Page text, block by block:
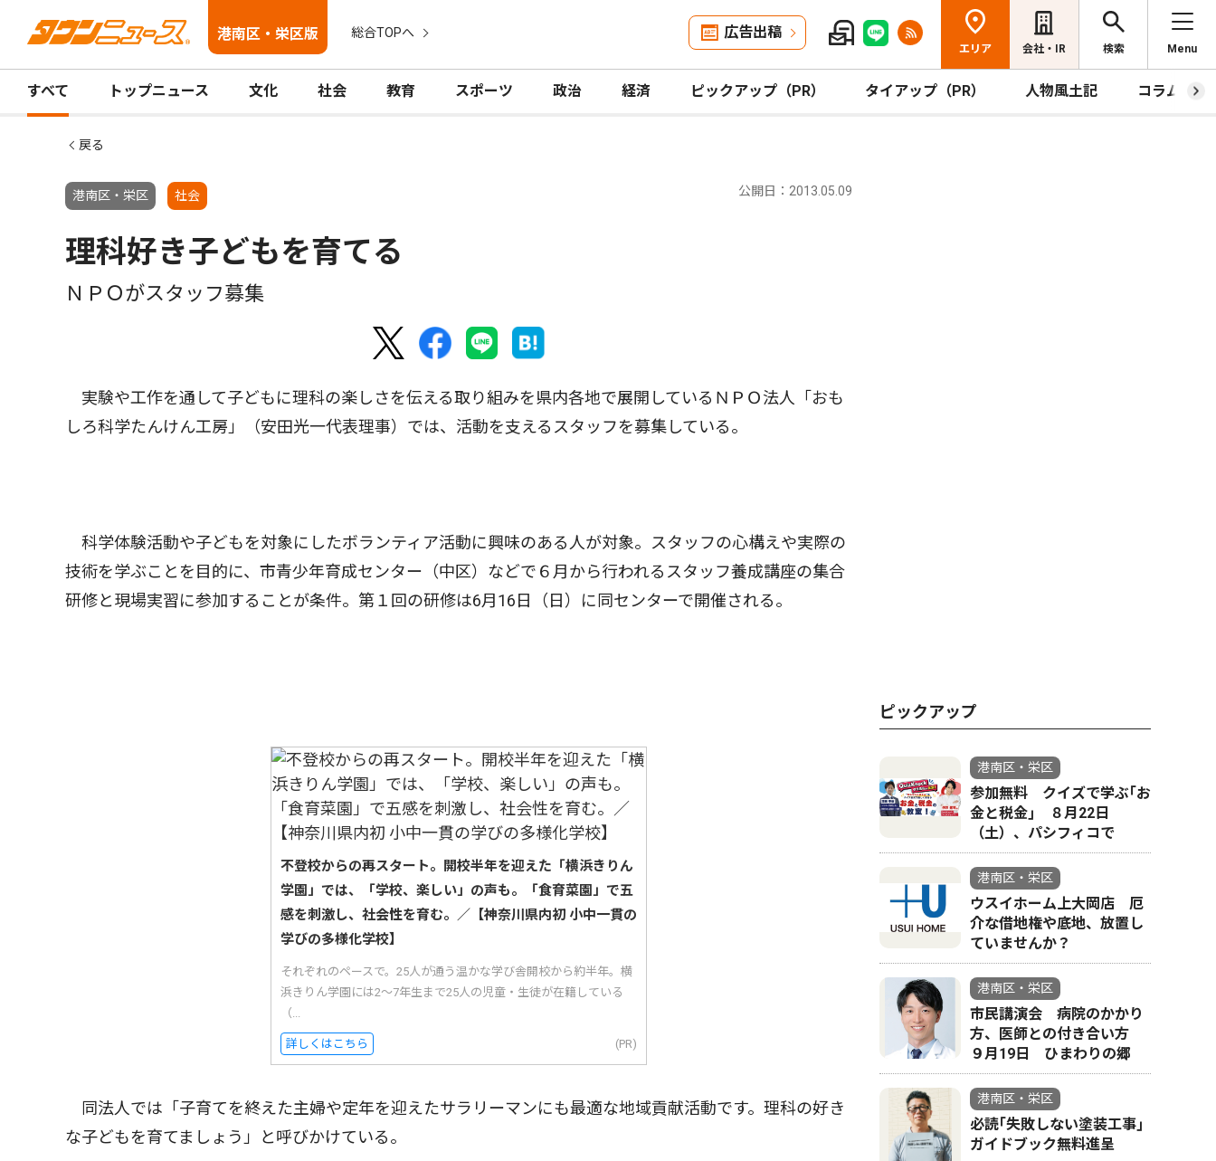
港南区・栄区版 総合TOPへ 広告出稿
エリア 会社・IR 検索 Menu
すべて トップニュース 文化 社会 教育 スポーツ 政治 経済 ピックアップ（PR） タイアップ（PR） 人物風土記 コラム
戻る
港南区・栄区 社会 公開日：2013.05.09
理科好き子どもを育てる
ＮＰＯがスタッフ募集
実験や工作を通して子どもに理科の楽しさを伝える取り組みを県内各地で展開しているＮＰＯ法人「おも
しろ科学たんけん工房」（安田光一代表理事）では、活動を支えるスタッフを募集している。
科学体験活動や子どもを対象にしたボランティア活動に興味のある人が対象。スタッフの心構えや実際の
技術を学ぶことを目的に、市青少年育成センター（中区）などで６月から行われるスタッフ養成講座の集合
研修と現場実習に参加することが条件。第１回の研修は6月16日（日）に同センターで開催される。
不登校からの再スタート。開校半年を迎えた「横浜きりん
学園」では、「学校、楽しい」の声も。「食育菜園」で五
感を刺激し、社会性を育む。／【神奈川県内初 小中一貫の
学びの多様化学校】
それぞれのペースで。25人が通う温かな学び舎開校から約半年。横
浜きりん学園には2〜7年生まで25人の児童・生徒が在籍している
（...
詳しくはこちら (PR)
同法人では「子育てを終えた主婦や定年を迎えたサラリーマンにも最適な地域貢献活動です。理科の好き
な子どもを育てましょう」と呼びかけている。
ピックアップ
港南区・栄区
参加無料 クイズで学ぶ｢お
金と税金｣ ８月22日
（土）、パシフィコで
港南区・栄区
ウスイホーム上大岡店 厄
介な借地権や底地、放置し
ていませんか？
港南区・栄区
市民講演会 病院のかかり
方、医師との付き合い方
９月19日 ひまわりの郷
港南区・栄区
必読｢失敗しない塗装工事｣
ガイドブック無料進呈